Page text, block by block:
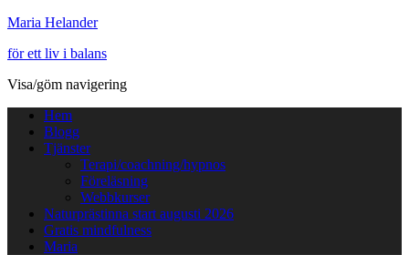
Maria Helander
för ett liv i balans
Visa/göm navigering
Hem
Blogg
Tjänster
Terapi/coachning/hypnos
Föreläsning
Webbkurser
Naturprästinna start augusti 2026
Gratis mindfulness
Maria